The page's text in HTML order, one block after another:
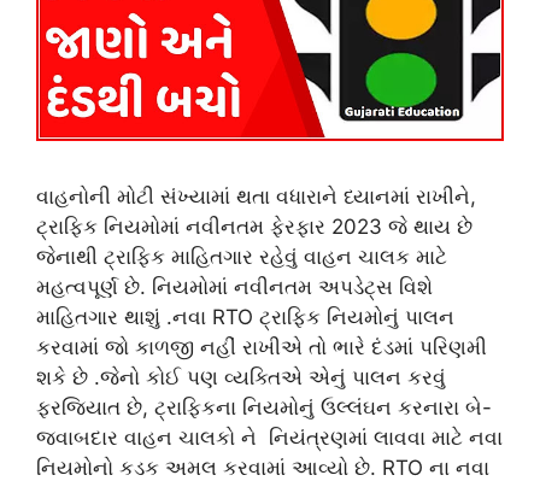
વાહનોની મોટી સંખ્યામાં થતા વધારાને ધ્યાનમાં રાખીને,
ટ્રાફિક નિયમોમાં નવીનતમ ફેરફાર 2023 જે થાય છે
જેનાથી ટ્રાફિક માહિતગાર રહેવું વાહન ચાલક માટે
મહત્વપૂર્ણ છે. નિયમોમાં નવીનતમ અપડેટ્સ વિશે
માહિતગાર થાશું .નવા RTO ટ્રાફિક નિયમોનું પાલન
કરવામાં જો કાળજી નહીં રાખીએ તો ભારે દંડમાં પરિણમી
શકે છે .જેનો કોઈ પણ વ્યક્તિએ એનું પાલન કરવું
ફરજિયાત છે, ટ્રાફિકના નિયમોનું ઉલ્લંઘન કરનારા બે-
જવાબદાર વાહન ચાલકો ને નિયંત્રણમાં લાવવા માટે નવા
નિયમોનો કડક અમલ કરવામાં આવ્યો છે. RTO ના નવા